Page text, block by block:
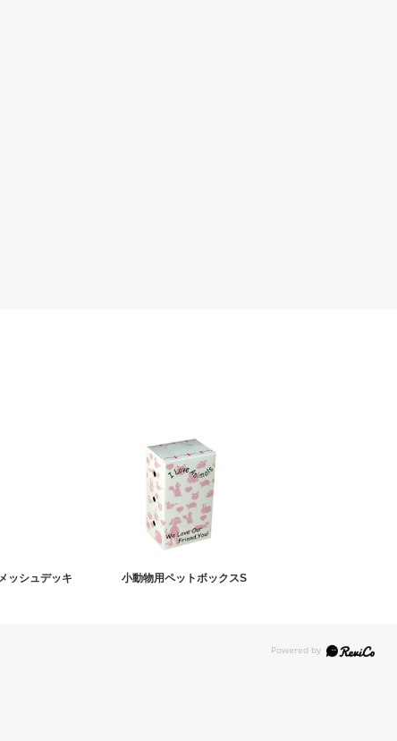
ッシュデッキ 小動物用ペットボックスS